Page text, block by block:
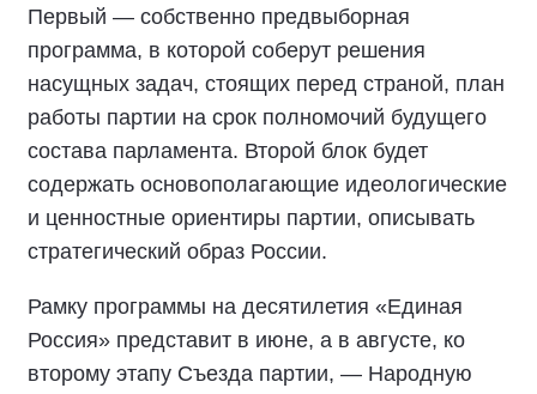
Первый — собственно предвыборная
программа, в которой соберут решения
насущных задач, стоящих перед страной, план
работы партии на срок полномочий будущего
состава парламента. Второй блок будет
содержать основополагающие идеологические
и ценностные ориентиры партии, описывать
стратегический образ России.
Рамку программы на десятилетия «Единая
Россия» представит в июне, а в августе, ко
второму этапу Съезда партии, — Народную